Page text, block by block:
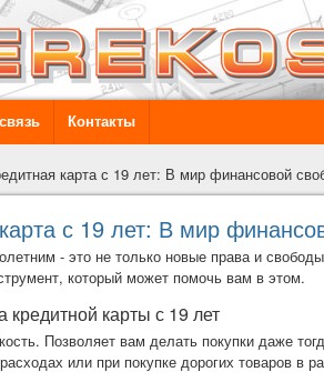
Контакты
карта с 19 лет: В мир финансовой
с 19 лет: В мир
- это не только новые права и
который может помочь вам в этом.
карты с 19 лет
Позволяет вам делать покупки даже
или при покупке дорогих товаров в